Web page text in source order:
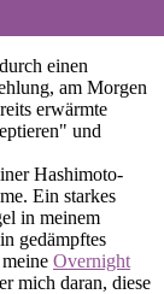
einen
am Morgen
erwärmte
und
Hashimoto-
Ein starkes
in meinem
gedämpftes
Overnight
mich daran, diese